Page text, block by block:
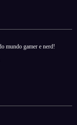
mundo gamer e nerd!